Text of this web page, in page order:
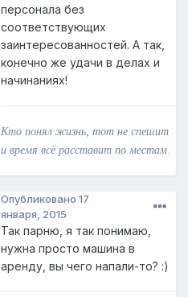
персонала без
соответствующих
заинтересованностей. А так,
конечно же удачи в делах и
начинаниях!
Кто понял жизнь, тот не спешит
и время всё расставит по местам.
Опубликовано 17
января, 2015
Так парню, я так понимаю,
нужна просто машина в
аренду, вы чего напали-то? :)